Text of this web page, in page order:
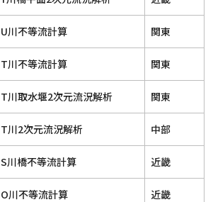
U川不等流計算 関東
T川不等流計算 関東
T川取水堰2次元流況解析 関東
T川2次元流況解析 中部
S川橋不等流計算 近畿
O川不等流計算 近畿